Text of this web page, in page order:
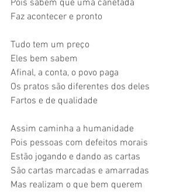
Pois sabem que uma canetada
Faz acontecer e pronto
Tudo tem um preço
Eles bem sabem
Afinal, a conta, o povo paga
Os pratos são diferentes dos deles
Fartos e de qualidade
Assim caminha a humanidade
Pois pessoas com defeitos morais
Estão jogando e dando as cartas
São cartas marcadas e amarradas
Mas realizam o que bem querem